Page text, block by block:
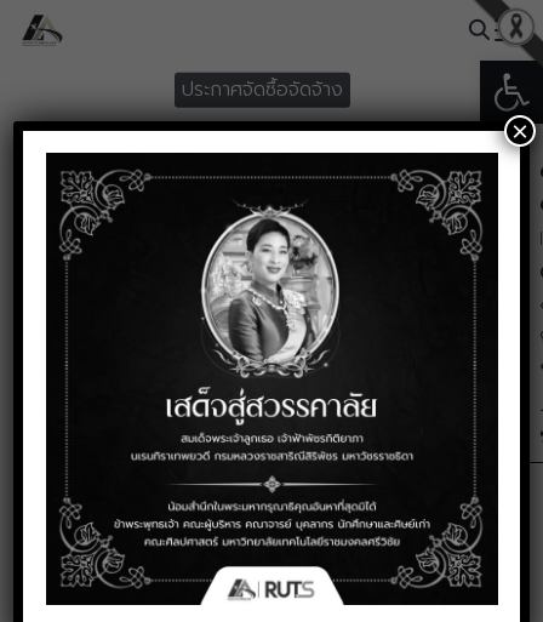
Skip
ประกาศจัดซื้อจัดจ้าง
ประกาศผู้ชนะการเสนอราคา ซื้อ
วัสดุกีฬา โดยวิธีเฉพาเจาะจง
กรกฎาคม 9, 2024
ประกาศผู้ชนะการเสนอราคา-ซื้อวัสดุกีฬา-โดยวิธีเฉพา
เจาะจง-20640
Download
376
×